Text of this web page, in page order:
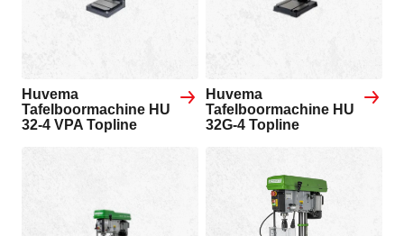
Huvema
Tafelboormachine HU
32-4 VPA Topline
Huvema
Tafelboormachine HU
32G-4 Topline